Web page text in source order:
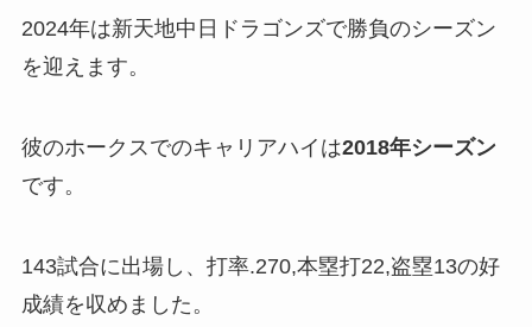
2024年は新天地中日ドラゴンズで勝負のシーズン
を迎えます。
彼のホークスでのキャリアハイは2018年シーズン
です。
143試合に出場し、打率.270,本塁打22,盗塁13の好
成績を収めました。